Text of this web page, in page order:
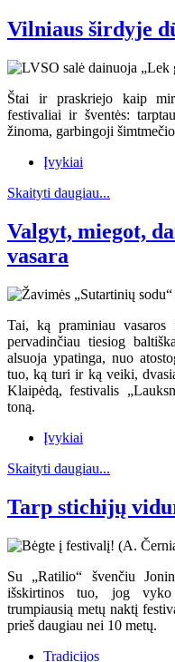
Vilniaus širdyje
Štai ir praskriejo kaip
festivaliai ir šventės:
žinoma, garbingoji
Įvykiai
Skaityti daugiau...
Valgyt, miegot,
vasara
Tai, ką praminiau vasaros
pervadinčiau tiesiog
alsuoja ypatinga, nuo
tuo, ką turi ir ką veiki,
Klaipėdą, festivalis
toną.
Įvykiai
Skaityti daugiau...
Tarp stichijų
Su „Ratilio“ švenčiu
išskirtinos tuo, jog
trumpiausią metų naktį
prieš daugiau nei 10 metų.
Tradicijos